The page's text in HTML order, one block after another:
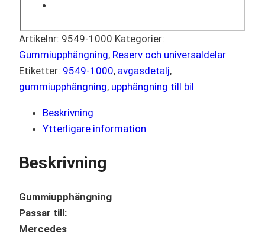
Artikelnr: 9549-1000 Kategorier:
Gummiupphängning, Reserv och universaldelar
Etiketter: 9549-1000, avgasdetalj,
gummiupphängning, upphängning till bil
Beskrivning
Ytterligare information
Beskrivning
Gummiupphängning
Passar till:
Mercedes